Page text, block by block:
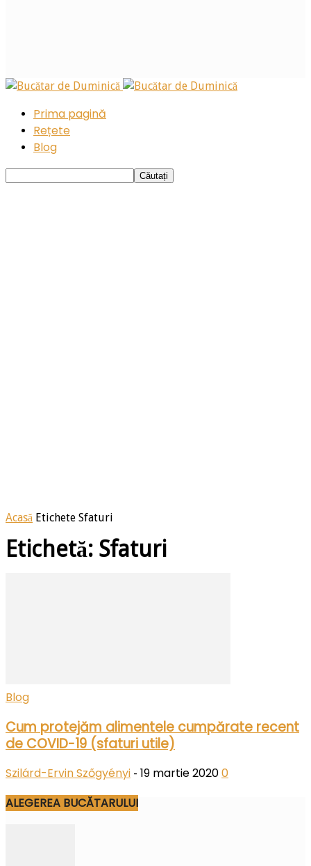
Prima pagină
Rețete
Blog
Acasă Etichete Sfaturi
Etichetă: Sfaturi
Blog
Cum protejăm alimentele cumpărate recent
de COVID-19 (sfaturi utile)
Szilárd-Ervin Szőgyényi - 19 martie 20200
ALEGEREA BUCĂTARULUI